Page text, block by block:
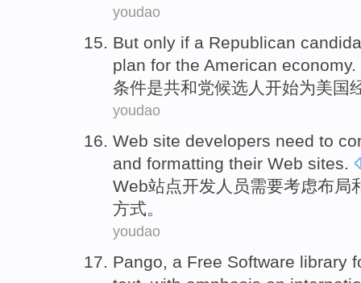
youdao
But only if a Republican
plan for the American economy.
条件是共和党候选人 开始为美国
youdao
Web site developers need to
and formatting their Web sites.
Web站点开发人员需要考虑布局
方式。
youdao
Pango, a Free Software library